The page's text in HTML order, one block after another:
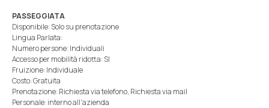
PASSEGGIATA
Disponibile: Solo su prenotazione
Lingua Parlata:
Numero persone: Individuali
Accesso per mobilità ridotta: SI
Fruizione: Individuale
Costo: Gratuita
Prenotazione: Richiesta via telefono, Richiesta via mail
Personale: interno all'azienda